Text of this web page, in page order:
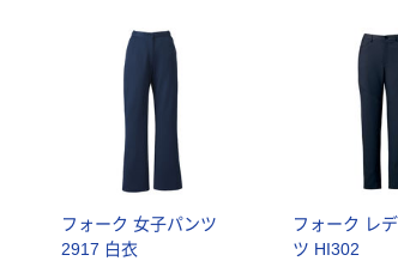
フォーク 女子パンツ
2917 白衣
フォーク レ
ツ HI302